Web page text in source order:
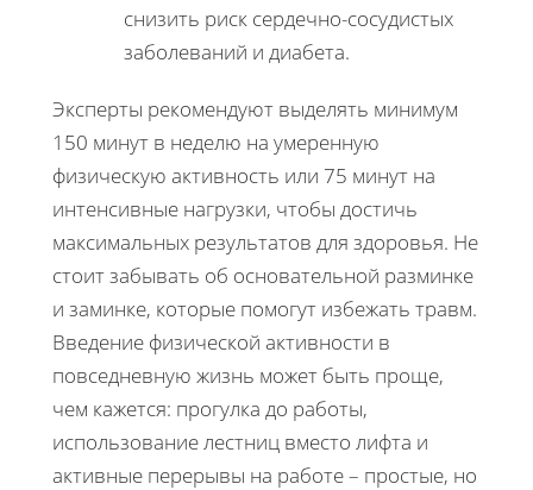
снизить риск сердечно-сосудистых
заболеваний и диабета.
Эксперты рекомендуют выделять минимум
150 минут в неделю на умеренную
физическую активность или 75 минут на
интенсивные нагрузки, чтобы достичь
максимальных результатов для здоровья. Не
стоит забывать об основательной разминке
и заминке, которые помогут избежать травм.
Введение физической активности в
повседневную жизнь может быть проще,
чем кажется: прогулка до работы,
использование лестниц вместо лифта и
активные перерывы на работе – простые, но